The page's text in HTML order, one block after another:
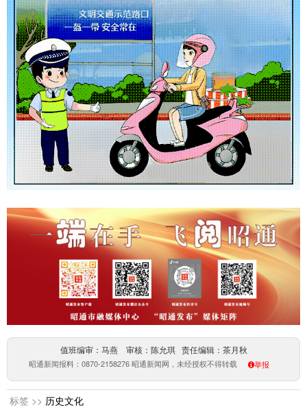
值班编审：马燕 审核：陈允琪 责任编辑：茶月秋
昭通新闻报料：0870-2158276 昭通新闻网，未经授权不得转载 举报
标签 >> 历史文化